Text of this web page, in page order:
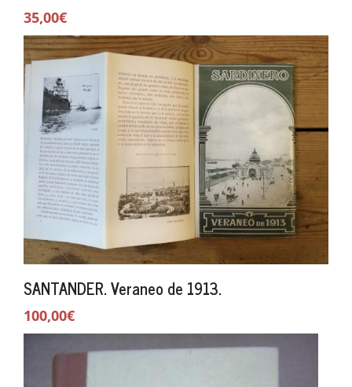
35,00€
SANTANDER. Veraneo de 1913.
100,00€